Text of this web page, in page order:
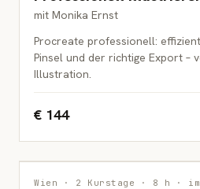
mit Monika Ernst
Procreate professionell:
Pinsel und der richtige Export –
Illustration.
€ 144
INTERDISZIPLINÄR
Wien · 2 Kurstage · 8 h · im